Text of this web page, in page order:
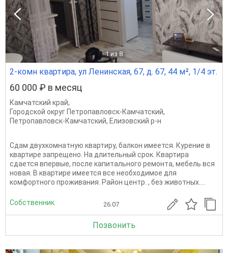
1 из 8
2-комн квартира, ул Ленинская, 67, д. 67, 44 м², 1/4 эт.
60 000 ₽ в месяц
Камчатский край,
Городской округ Петропавловск-Камчатский,
Петропавловск-Камчатский, Елизовский р-н
Сдам двухкомнатную квартиру, балкон имеется. Курение в
квартире запрещено. На длительный срок. Квартира
сдается впервые, после капитального ремонта, мебель вся
новая. В квартире имеется все необходимое для
комфортного проживания. Район центр. , без животных....
Собственник 26.07
Позвонить